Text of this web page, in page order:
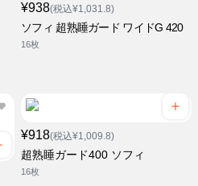
¥938(税込¥1,031.8)
ソフィ 超熟睡ガード ワイドG 420
16枚
¥918(税込¥1,009.8)
超熟睡ガード400 ソフィ
16枚